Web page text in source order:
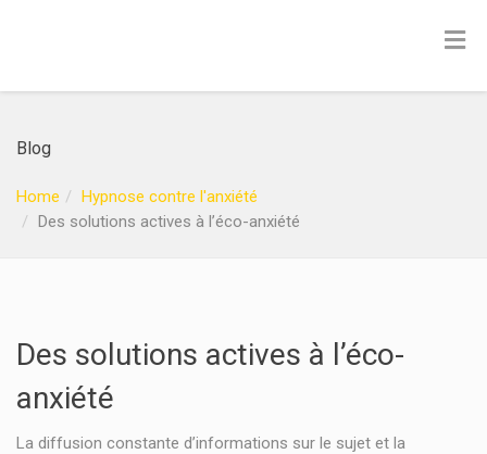
Blog
Home
Hypnose contre l'anxiété
Des solutions actives à l’éco-anxiété
Des solutions actives à l’éco-
anxiété
La diffusion constante d’informations sur le sujet et la